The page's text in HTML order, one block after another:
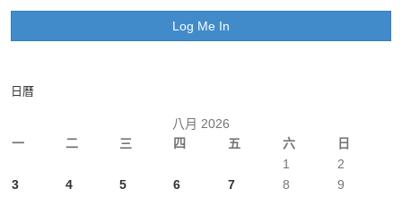
日曆
八月 2026
一
二 三 四 五 六 日
1
2
3
4 5 6 7 8
9